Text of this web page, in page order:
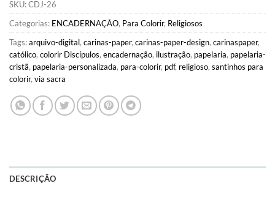
SKU:CDJ-26
Categorias: ENCADERNAÇÃO, Para Colorir, Religiosos
Tags:arquivo-digital, carinas-paper, carinas-paper-design, carinaspaper,
católico, colorir Discípulos, encadernação, ilustração, papelaria, papelaria-
cristã, papelaria-personalizada, para-colorir, pdf, religioso, santinhos para
colorir, via sacra
DESCRIÇÃO